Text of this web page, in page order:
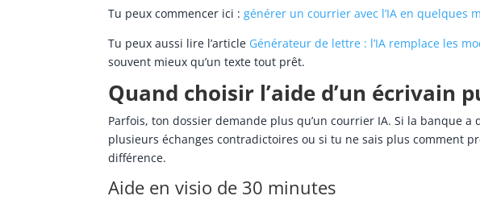
Tu peux commencer ici :générer un courrier avec l’IA en quelques
Tu peux aussi lire l’article Générateur de lettre : l’IA remplace les
souvent mieux qu’un texte tout prêt.
Quand choisir l’aide d’un écrivain
Parfois, ton dossier demande plus qu’un courrier IA. Si la banque
plusieurs échanges contradictoires ou si tu ne sais plus comment
différence.
Aide en visio de 30 minutes